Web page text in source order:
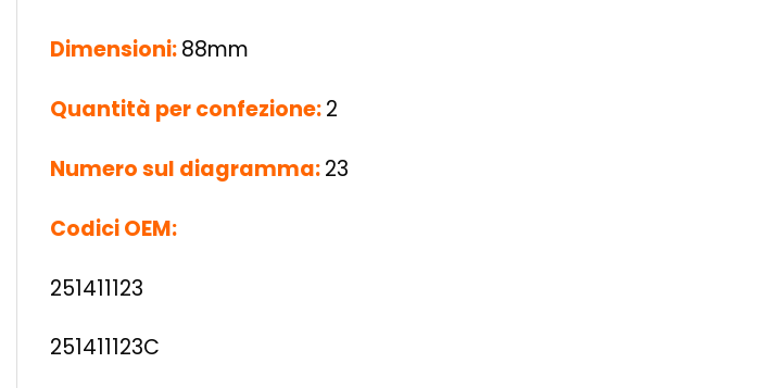
Dimensioni:88mm
Quantità per confezione:2
Numero sul diagramma:23
Codici OEM:
251411123
251411123C